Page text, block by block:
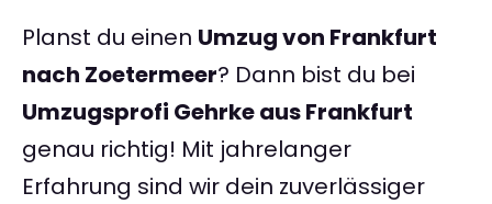
Planst du einen Umzug von Frankfurt
nach Zoetermeer? Dann bist du bei
Umzugsprofi Gehrke aus Frankfurt
genau richtig! Mit jahrelanger
Erfahrung sind wir dein zuverlässiger